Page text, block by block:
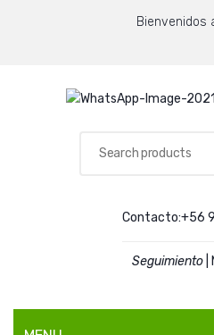
Bienvenidos
Contacto:+56
Seguimiento|